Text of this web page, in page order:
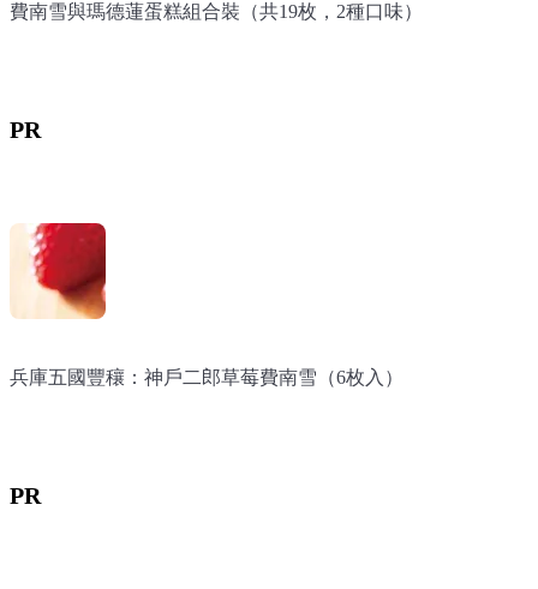
費南雪與瑪德蓮蛋糕組合裝（共19枚，2種口味）
兵庫五國豐穰：神戶二郎草莓費南雪（6枚入）
京都·匠人 抹茶費南雪（5枚入）
PR
兵庫五國豐穰：神戶二郎草莓費南雪（6枚入）
兵庫五國豐穰：神戶二郎草莓費南雪（6枚入）
PR